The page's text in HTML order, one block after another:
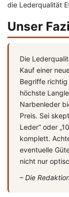
die Lederqualität
Unser
Die
Kauf einer
Begriffe
höchste
Narbenleder
Preis. Sei
Leder“ oder
komplett.
eventuelle
nicht nur
– Die